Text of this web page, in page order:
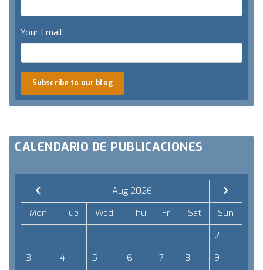
Your Email:
Subscribe to our blog
CALENDARIO DE PUBLICACIONES
Aug 2026
Mon
Tue Wed Thu Fri Sat
Sun
1
2
3
4 5 6 7 8
9